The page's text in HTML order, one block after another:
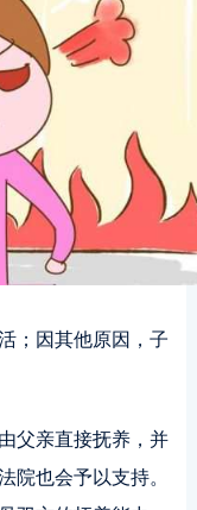
；因其他原因，子
父亲直接抚养，并
院也会予以支持。